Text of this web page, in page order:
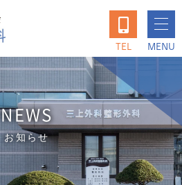
NEWS
お知らせ
MENU
TEL